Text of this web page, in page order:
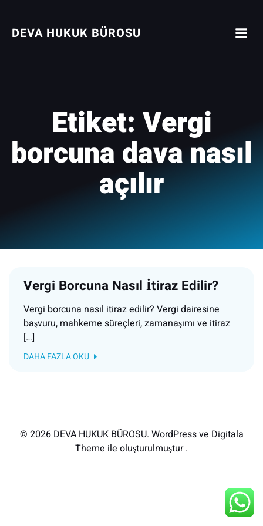
DEVA HUKUK BÜROSU
Etiket: Vergi
borcuna dava nasıl
açılır
Vergi Borcuna Nasıl İtiraz Edilir?
Vergi borcuna nasıl itiraz edilir? Vergi dairesine
başvuru, mahkeme süreçleri, zamanaşımı ve itiraz
[…]
DAHA FAZLA OKU
© 2026 DEVA HUKUK BÜROSU. WordPress ve Digitala
Theme ile oluşturulmuştur .